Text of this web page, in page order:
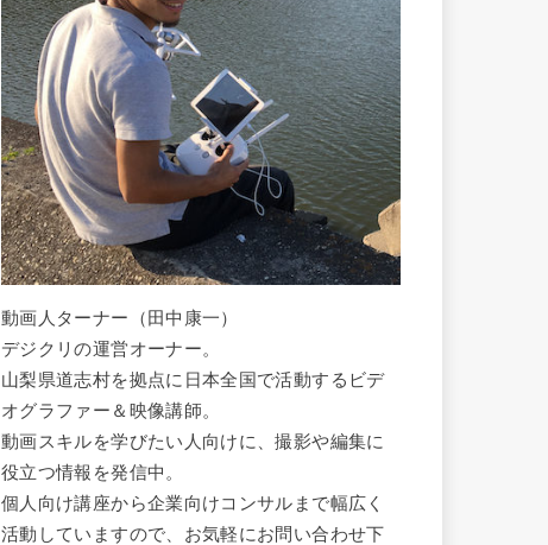
動画人ターナー（田中康一）
デジクリの運営オーナー。
山梨県道志村を拠点に日本全国で活動するビデ
オグラファー＆映像講師。
動画スキルを学びたい人向けに、撮影や編集に
役立つ情報を発信中。
個人向け講座から企業向けコンサルまで幅広く
活動していますので、お気軽にお問い合わせ下